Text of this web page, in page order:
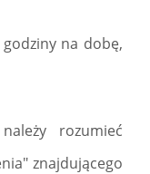
na dobę,
rozumieć
znajdującego